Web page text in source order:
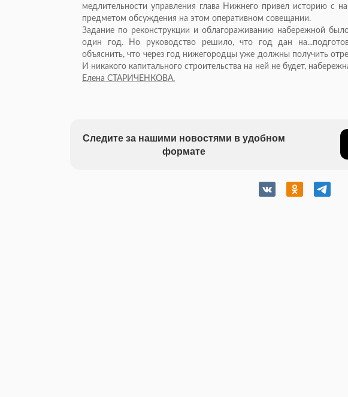
медлительности управления глава Нижнего привел историю с
предметом обсуждения на этом оперативном совещании.
Задание по реконструкции и облагораживанию набережной
один год. Но руководство решило, что год дан
объяснить, что через год нижегородцы уже должны получить
И никакого капитального строительства на ней не будет,
Елена СТАРИЧЕНКОВА.
Следите за нашими новостями в удобном
формате